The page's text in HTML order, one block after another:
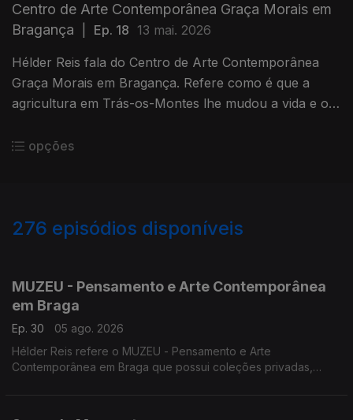
Centro de Arte Contemporânea Graça Morais em
Bragança
Ep. 18 13 mai. 2026
Hélder Reis fala do Centro de Arte Contemporânea
Graça Morais em Bragança. Refere como é que a
agricultura em Trás-os-Montes lhe mudou a vida e o
opções
276 episódios disponíveis
MUZEU - Pensamento e Arte Contemporânea
em Braga
Ep. 30
05 ago. 2026
Hélder Reis refere o MUZEU - Pensamento e Arte
Contemporânea em Braga que possui coleções privadas,